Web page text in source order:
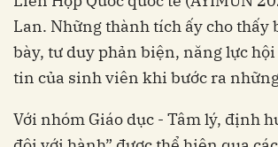
Lan. Những thành tích ấy cho
bày, tư duy phản biện, năng lực
tin của sinh viên khi bước ra
Với nhóm Giáo dục - Tâm lý, định